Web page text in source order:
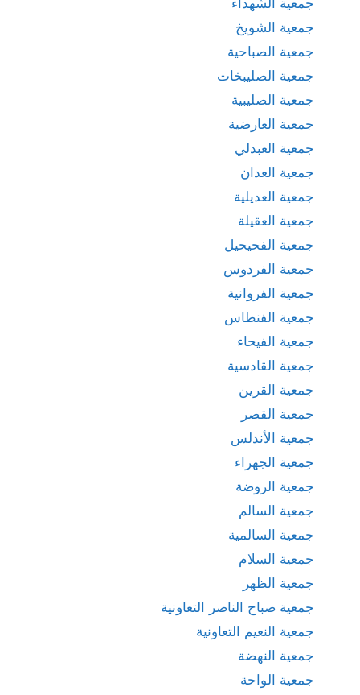
جمعية الشهداء
جمعية الشويخ
جمعية الصباحية
جمعية الصليبخات
جمعية الصليبية
جمعية العارضية
جمعية العبدلي
جمعية العدان
جمعية العديلية
جمعية العقيلة
جمعية الفحيحيل
جمعية الفردوس
جمعية الفروانية
جمعية الفنطاس
جمعية الفيحاء
جمعية القادسية
جمعية القرين
جمعية القصر
جمعية الأندلس
جمعية الجهراء
جمعية الروضة
جمعية السالم
جمعية السالمية
جمعية السلام
جمعية الظهر
جمعية صباح الناصر التعاونية
جمعية النعيم التعاونية
جمعية النهضة
جمعية الواحة